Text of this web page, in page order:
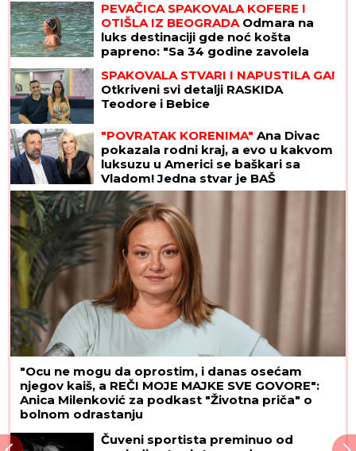
PEVAČICA SPAKOVALA KOFERE I
OTIŠLA IZ BEOGRADAOdmara na
luks destinaciji gde noć košta
papreno: "Sa 34 godine zavolela
SPAKOVALA STVARI I NAPUSTILA GA!
Otkriveni svi detalji RASKIDA
Teodore i Bebice
"POVRATAK KORENIMA" Ana Divac
pokazala rodni kraj, a evo u kakvom
luksuzu u Americi se baškari sa
Vladom! Jedna stvar je BAŠ
PRIVUKLA PAŽNJU (FOTO)
"Ocu ne mogu da oprostim, i danas osećam
njegov kaiš, a REČI MOJE MAJKE SVE GOVORE":
Anica Milenković za podkast "Životna priča" o
bolnom odrastanju
Čuveni sportista preminuo od